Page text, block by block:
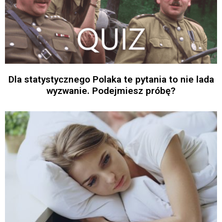
Dla statystycznego Polaka te pytania to nie lada
wyzwanie. Podejmiesz próbę?